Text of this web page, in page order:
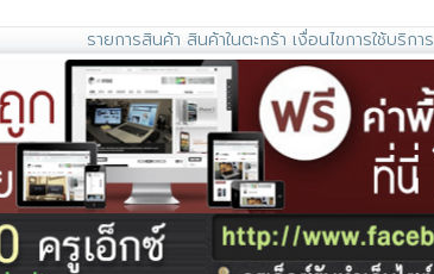
รายการสินค้า สินค้าในตะกร้า เงื่อนไขการใช้บริการ